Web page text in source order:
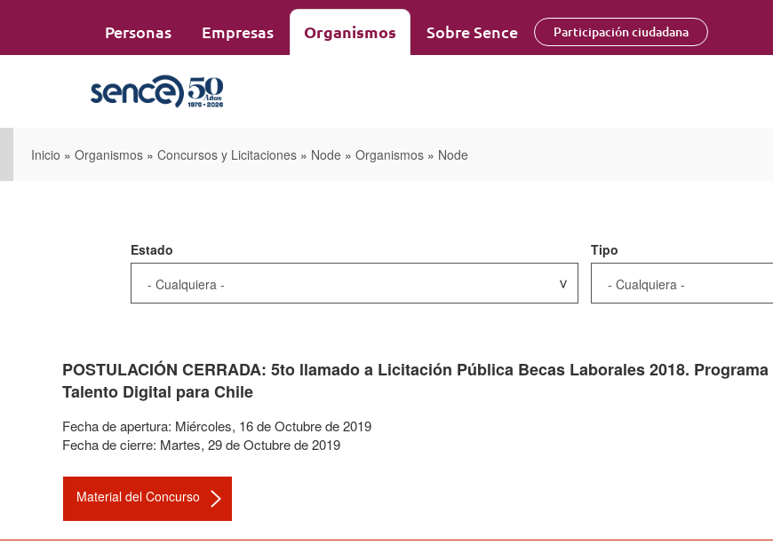
Personas Empresas Organismos Sobre Sence Participación ciudadana
Inicio » Organismos » Concursos y Licitaciones » Node » Organismos » Node
Estado Tipo
POSTULACIÓN CERRADA: 5to llamado a Licitación Pública Becas Laborales 2018. Programa
Talento Digital para Chile
Fecha de apertura: Miércoles, 16deOctubrede2019
Fecha de cierre: Martes, 29deOctubrede2019
Material del Concurso